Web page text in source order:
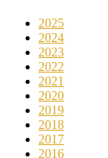
2025
2024
2023
2022
2021
2020
2019
2018
2017
2016